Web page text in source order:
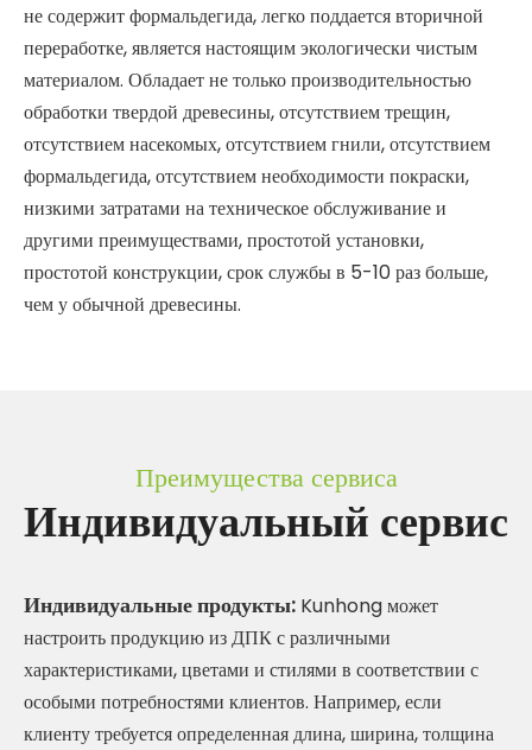
не содержит формальдегида, легко поддается вторичной
переработке, является настоящим экологически чистым
материалом. Обладает не только производительностью
обработки твердой древесины, отсутствием трещин,
отсутствием насекомых, отсутствием гнили, отсутствием
формальдегида, отсутствием необходимости покраски,
низкими затратами на техническое обслуживание и
другими преимуществами, простотой установки,
простотой конструкции, срок службы в 5-10 раз больше,
чем у обычной древесины.
Преимущества сервиса
Индивидуальный сервис
Индивидуальные продукты: Kunhong может
настроить продукцию из ДПК с различными
характеристиками, цветами и стилями в соответствии с
особыми потребностями клиентов. Например, если
клиенту требуется определенная длина, ширина, толщина